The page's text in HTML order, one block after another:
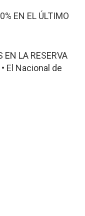
EN EL ÚLTIMO
EN LA RESERVA
El Nacional de